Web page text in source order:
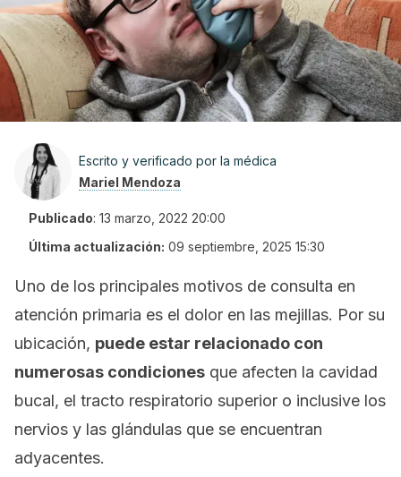
Escrito y verificado por la médica
Mariel Mendoza
Publicado: 13 marzo, 2022 20:00
Última actualización: 09 septiembre, 2025 15:30
Uno de los principales motivos de consulta en
atención primaria es el dolor en las mejillas. Por su
ubicación, puede estar relacionado con
numerosas condiciones que afecten la cavidad
bucal, el tracto respiratorio superior o inclusive los
nervios y las glándulas que se encuentran
adyacentes.